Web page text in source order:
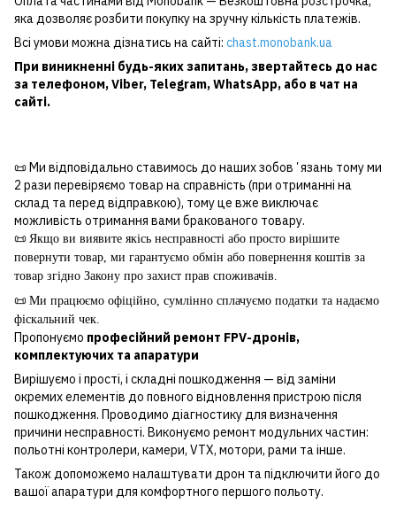
яка дозволяє розбити покупку на зручну кількість платежів.
Всі умови можна дізнатись на сайті: chast.monobank.ua
При виникненні будь-яких запитань, звертайтесь до нас
за телефоном,Viber, Telegram,WhatsApp, або в чат на
сайті.
📜 Ми відповідально ставимось до наших зобовʼязань тому ми
2 рази перевіряємо товар на справність (при отриманні на
склад та перед відправкою), тому це вже виключає
можливість отримання вами бракованого товару.
📜 Якщо ви виявите якісь несправності або просто вирішите
повернути товар, ми гарантуємо обмін або повернення коштів за
товар згідно Закону про захист прав споживачів.
📜 Ми працюємо офіційно, сумлінно сплачуємо податки та надаємо
фіскальний чек.
Пропонуємо професійний ремонт FPV-дронів,
комплектуючих та апаратури
Вирішуємо і прості, і складні пошкодження — від заміни
окремих елементів до повного відновлення пристрою після
пошкодження. Проводимо діагностику для визначення
причини несправності. Виконуємо ремонт модульних частин:
польотні контролери, камери, VTX, мотори, рами та інше.
Також допоможемо налаштувати дрон та підключити його до
вашої апаратури для комфортного першого польоту.